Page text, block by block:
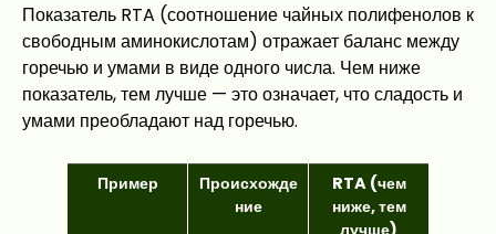
Показатель RTA (соотношение чайных полифенолов к
свободным аминокислотам) отражает баланс между
горечью и умами в виде одного числа. Чем ниже
показатель, тем лучше — это означает, что сладость и
умами преобладают над горечью.
Пример
Происхожде
ние
RTA (чем
ниже, тем
лучше)